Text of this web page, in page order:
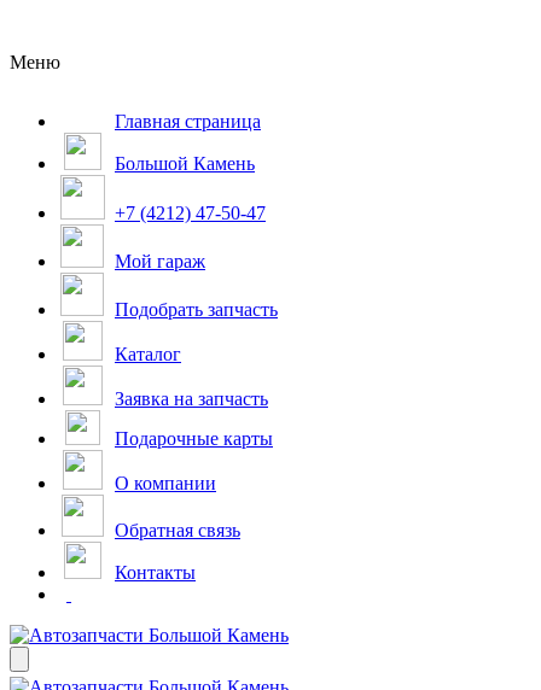
Меню
Главная страница
Большой Камень
+7 (4212) 47-50-47
Мой гараж
Подобрать запчасть
Каталог
Заявка на запчасть
Подарочные карты
О компании
Обратная связь
Контакты